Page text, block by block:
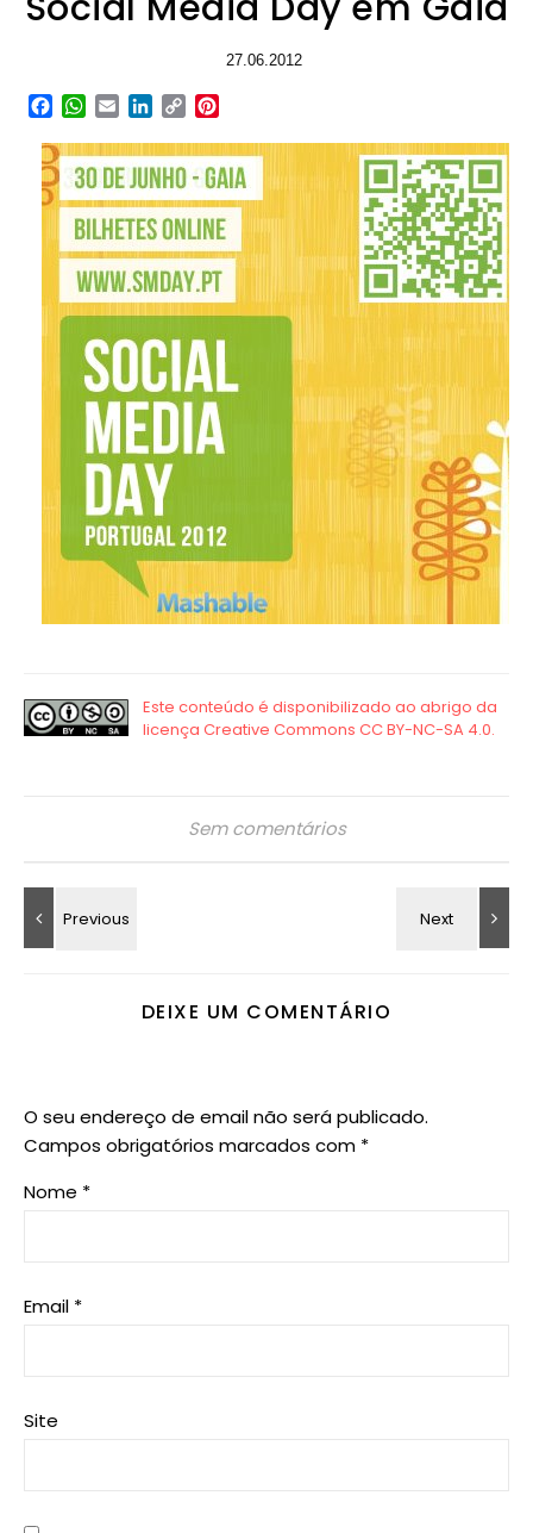
27.06.2012
Facebook
WhatsApp
EmailLinkedIn
Copy
Sem comentários
DEIXE UM COMENTÁRIO
O seu endereço de email não será publicado.
Campos obrigatórios marcados com *
Nome *
Email *
Site